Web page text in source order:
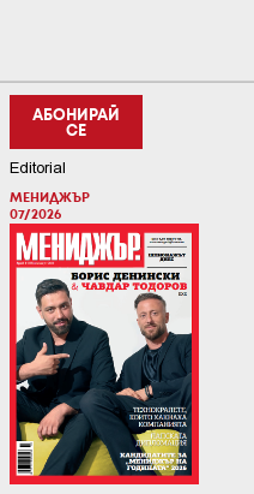
АБОНИРАЙ
СЕ
Editorial
МЕНИДЖЪР
07/2026